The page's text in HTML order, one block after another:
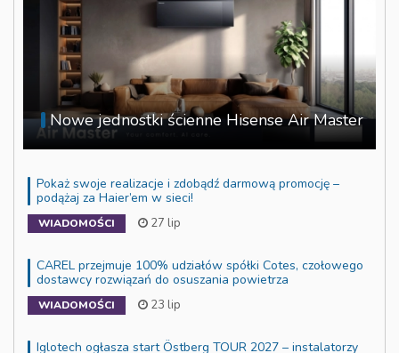
Nowe jednostki ścienne Hisense Air Master
Pokaż swoje realizacje i zdobądź darmową promocję –
podążaj za Haier’em w sieci!
WIADOMOŚCI 27 lip
CAREL przejmuje 100% udziałów spółki Cotes, czołowego
dostawcy rozwiązań do osuszania powietrza
WIADOMOŚCI 23 lip
Iglotech ogłasza start Östberg TOUR 2027 – instalatorzy